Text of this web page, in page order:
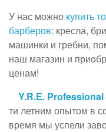
У нас можно купить
барберов: кресла,
машинки и гребни,
наш магазин и
ценам!
Y.R.E. Professional
ти летним опытом в
время мы успели